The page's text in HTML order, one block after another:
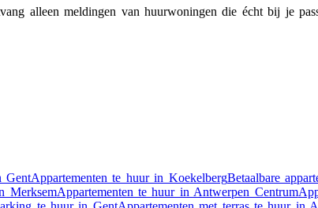
alleen meldingen van huurwoningen die écht bij je
GentAppartementen te huur in KoekelbergBetaalbare
MerksemAppartementen te huur in Antwerpen Centrum